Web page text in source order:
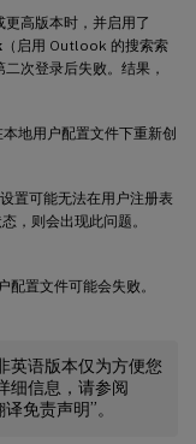
高版本时，并启用了
（启用 Outlook 的搜索索
次登录后失败。结果，
地用户配置文件下重新创
置可能无法在用户注册表
，则会出现此问题。
配置文件可能会失败。
英语版本仅为方便您
细信息，请参阅
译免责声明”。